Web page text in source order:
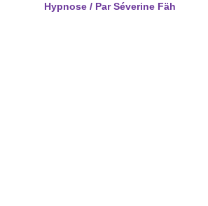
Hypnose/ ParSéverine Fäh